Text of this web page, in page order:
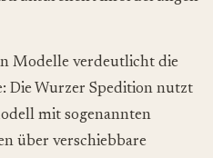
Modelle verdeutlicht die
Die Wurzer Spedition nutzt
mit sogenannten
über verschiebbare